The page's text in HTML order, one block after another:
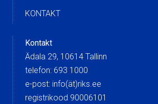
KONTAKT
Kontakt
Ädala 29, 10614 Tallinn
telefon: 693 1000
e-post: info(ät)riks.ee
registrikood 90006101